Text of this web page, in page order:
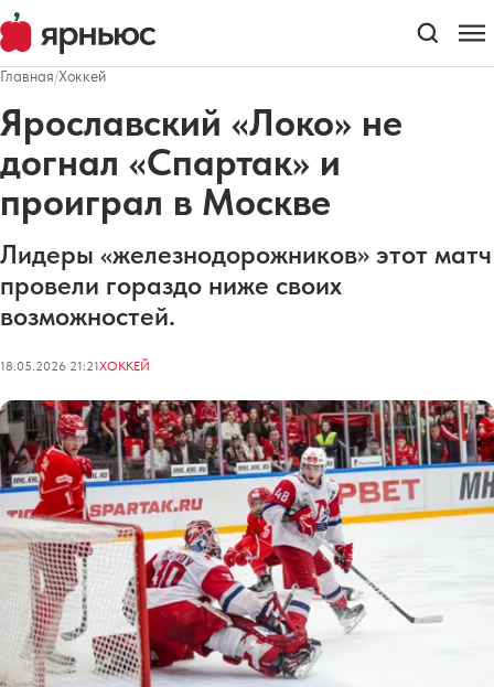
Главная/Хоккей
Ярославский «Локо» не
догнал «Спартак» и
проиграл в Москве
Лидеры «железнодорожников» этот матч
провели гораздо ниже своих
возможностей.
18.05.2026 21:21ХОККЕЙ